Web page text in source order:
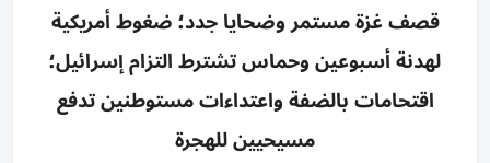
قصف غزة مستمر وضحايا جدد؛ ضغوط أمريكية
لهدنة أسبوعين وحماس تشترط التزام إسرائيل؛
اقتحامات بالضفة واعتداءات مستوطنين تدفع
مسيحيين للهجرة